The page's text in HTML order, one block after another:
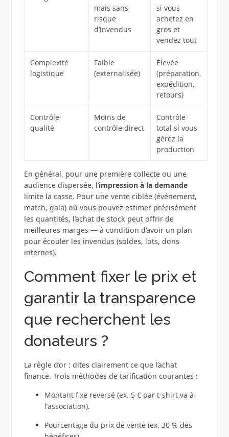
mais sans
risque
d’invendus
si vous
achetez en
gros et
vendez tout
Complexité
logistique
Faible
(externalisée)
Élevée
(préparation,
expédition,
retours)
Contrôle
qualité
Moins de
contrôle direct
Contrôle
total si vous
gérez la
production
En général, pour une première collecte ou une
audience dispersée, l’impression à la demande
limite la casse. Pour une vente ciblée (événement,
match, gala) où vous pouvez estimer précisément
les quantités, l’achat de stock peut offrir de
meilleures marges — à condition d’avoir un plan
pour écouler les invendus (soldes, lots, dons
internes).
Comment fixer le prix et
garantir la transparence
que recherchent les
donateurs ?
La règle d’or : dites clairement ce que l’achat
finance. Trois méthodes de tarification courantes :
Montant fixe reversé (ex. 5 € par t-shirt va à
l’association).
Pourcentage du prix de vente (ex. 30 % des